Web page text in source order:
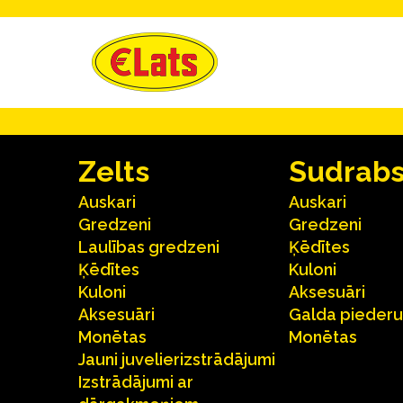
Zelts
Auskari
Gredzeni
Laulības gredzeni
Ķēdītes
Kuloni
Aksesuāri
Monētas
Jauni juvelierizstrādājumi
Izstrādājumi ar
Auskari
Gredzeni
Ķēdītes
Kuloni
Aksesuāri
Galda
Monētas